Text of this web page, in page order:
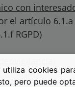
con
el artículo 6.1.a
RGPD)
RGPD)cookies
pero puede